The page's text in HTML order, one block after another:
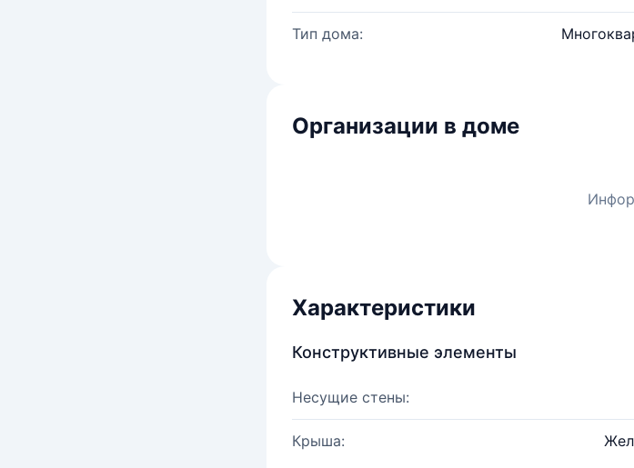
Тип дома:
Организации в доме
Характеристики
Конструктивные элементы
Несущие стены:
Крыша: